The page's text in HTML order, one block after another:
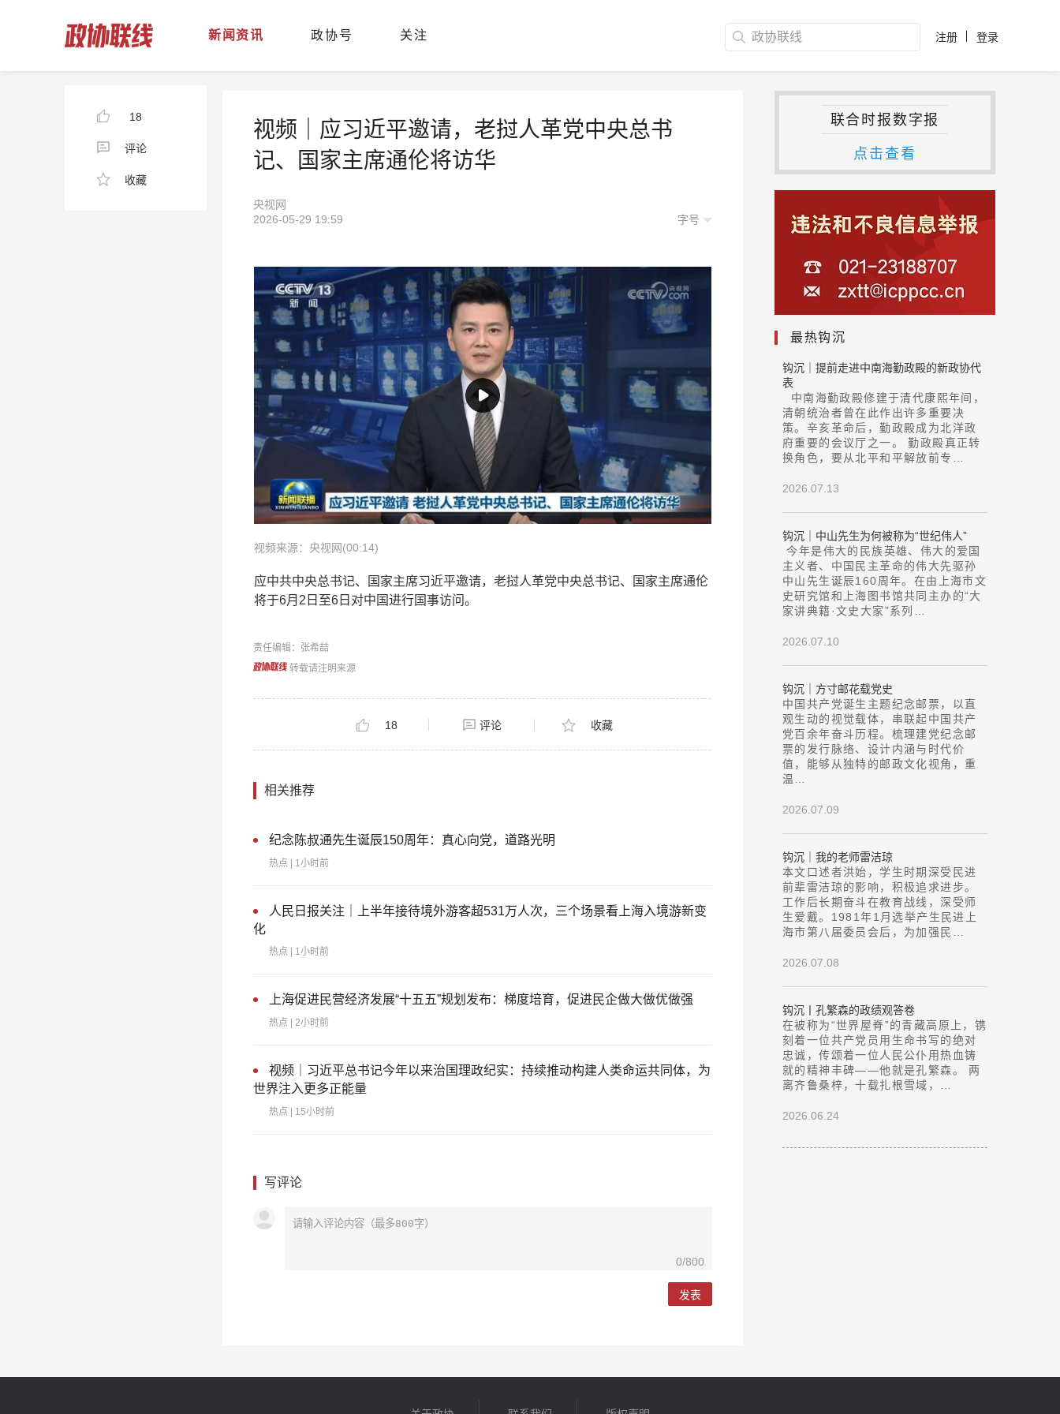
新闻资讯 政协号 关注 注册 登录
18
评论
收藏
视频｜应习近平邀请，老挝人革党中央总书
记、国家主席通伦将访华
央视网
2026-05-29 19:59
字号
视频来源：央视网(00:14)
应中共中央总书记、国家主席习近平邀请，老挝人革党中央总书记、国家主席通伦
将于6月2日至6日对中国进行国事访问。
责任编辑：张希喆
转载请注明来源
18 评论 收藏
相关推荐
纪念陈叔通先生诞辰150周年：真心向党，道路光明
热点 | 1小时前
人民日报关注｜上半年接待境外游客超531万人次，三个场景看上海入境游新变
化
热点 | 1小时前
上海促进民营经济发展“十五五”规划发布：梯度培育，促进民企做大做优做强
热点 | 2小时前
视频｜习近平总书记今年以来治国理政纪实：持续推动构建人类命运共同体，为
世界注入更多正能量
热点 | 15小时前
写评论
0/800
发表
联合时报数字报
点击查看
最热钩沉
钩沉｜提前走进中南海勤政殿的新政协代
表
中南海勤政殿修建于清代康熙年间，
清朝统治者曾在此作出许多重要决
策。辛亥革命后，勤政殿成为北洋政
府重要的会议厅之一。 勤政殿真正转
换角色，要从北平和平解放前专…
2026.07.13
钩沉｜中山先生为何被称为“世纪伟人”
今年是伟大的民族英雄、伟大的爱国
主义者、中国民主革命的伟大先驱孙
中山先生诞辰160周年。在由上海市文
史研究馆和上海图书馆共同主办的“大
家讲典籍·文史大家”系列…
2026.07.10
钩沉｜方寸邮花载党史
中国共产党诞生主题纪念邮票，以直
观生动的视觉载体，串联起中国共产
党百余年奋斗历程。梳理建党纪念邮
票的发行脉络、设计内涵与时代价
值，能够从独特的邮政文化视角，重
温…
2026.07.09
钩沉｜我的老师雷洁琼
本文口述者洪始，学生时期深受民进
前辈雷洁琼的影响，积极追求进步。
工作后长期奋斗在教育战线，深受师
生爱戴。1981年1月选举产生民进上
海市第八届委员会后，为加强民…
2026.07.08
钩沉丨孔繁森的政绩观答卷
在被称为“世界屋脊”的青藏高原上，镌
刻着一位共产党员用生命书写的绝对
忠诚，传颂着一位人民公仆用热血铸
就的精神丰碑——他就是孔繁森。 两
离齐鲁桑梓，十载扎根雪域，…
2026.06.24